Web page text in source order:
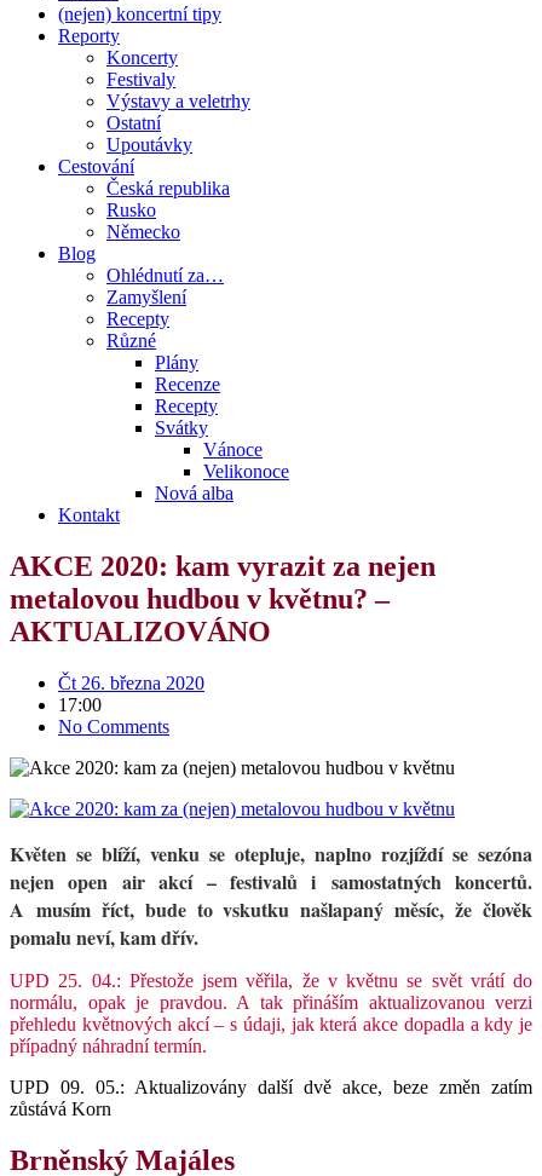
(nejen) koncertní tipy
Reporty
Koncerty
Festivaly
Výstavy a veletrhy
Ostatní
Upoutávky
Cestování
Česká republika
Rusko
Německo
Blog
Ohlédnutí za…
Zamyšlení
Recepty
Různé
Plány
Recenze
Recepty
Svátky
Vánoce
Velikonoce
Nová alba
Kontakt
AKCE 2020: kam vyrazit za nejen
metalovou hudbou v květnu? –
AKTUALIZOVÁNO
Čt 26. března 2020
17:00
No Comments
Květen se blíží, venku se otepluje, naplno rozjíždí se sezóna
nejen open air akcí – festivalů i samostatných koncertů.
A musím říct, bude to vskutku našlapaný měsíc, že člověk
pomalu neví, kam dřív.
UPD 25. 04.: Přestože jsem věřila, že v květnu se svět vrátí do
normálu, opak je pravdou. A tak přináším aktualizovanou verzi
přehledu květnových akcí – s údaji, jak která akce dopadla a kdy je
případný náhradní termín.
UPD 09. 05.: Aktualizovány další dvě akce, beze změn zatím
zůstává Korn
Brněnský Majáles